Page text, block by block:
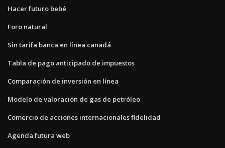
Hacer futuro bebé
Foro natural
Sin tarifa banca en línea canadá
Tabla de pago anticipado de impuestos
Comparación de inversión en línea
Modelo de valoración de gas de petróleo
Comercio de acciones internacionales fidelidad
Agenda futura web